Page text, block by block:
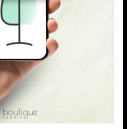
5.00
inkl. MwSt. zzgl.
Versandkosten